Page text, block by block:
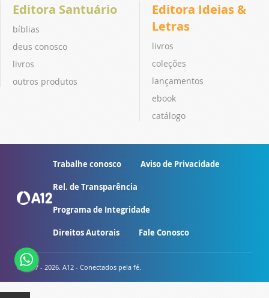
Editora Santuário
bíblias
deus conosco
livros
outros produtos
Editora Ideias &
Letras
livros
coleções
lançamentos
ebook
catálogo
Trabalhe conosco Aviso de Privacidade
Rel. de Transparência
Programa de Integridade
Direitos Autorais Fale Conosco
© 2007 - 2026. A12 - Conectados pela fé.